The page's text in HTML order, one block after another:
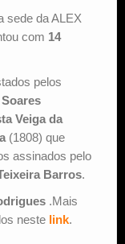
sede da ALEX
com 14
pelos
Veiga da
(1808) que
assinados pelo
Barros.
.Mais
neste link.